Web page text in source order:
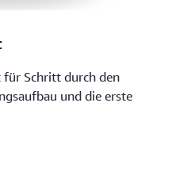
für Schritt durch den
und die erste